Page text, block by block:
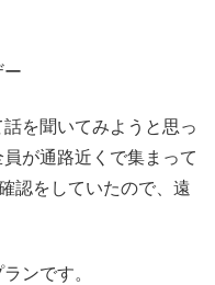
ー
を聞いてみようと思っ
が通路近くで集まって
認をしていたので、遠
ンです。